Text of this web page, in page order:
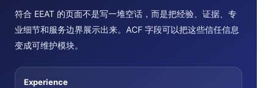
符合 EEAT 的页面不是写一堆空话，而是把经验、证据、专
业细节和服务边界展示出来。ACF 字段可以把这些信任信息
变成可维护模块。
Experience